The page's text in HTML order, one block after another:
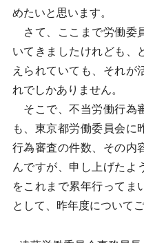
めたいと思います。
さて、ここまで労働委
いてきましたけれども、
えられていても、それが
れでしかありません。
そこで、不当労働行為
も、東京都労働委員会に
行為審査の件数、その内
んですが、申し上げたよ
をこれまで累年行ってま
として、昨年度について